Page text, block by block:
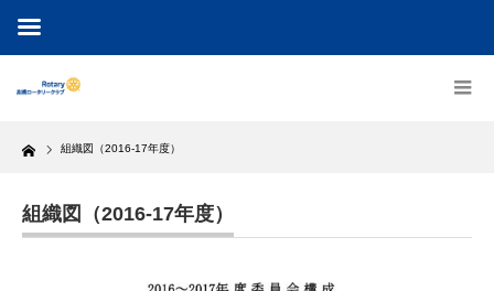
Home 組織図（2016-17年度）
組織図（2016-17年度）